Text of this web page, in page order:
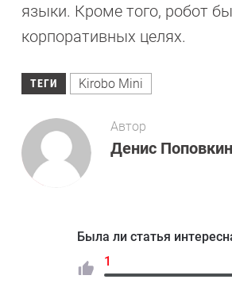
языки. Кроме того, робот
корпоративных целях.
ТЕГИ Kirobo Mini
Автор
Денис Поповкин
Была ли статья
1